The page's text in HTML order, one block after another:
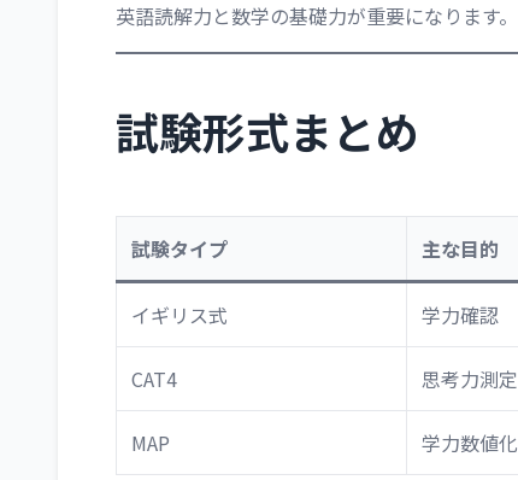
英語読解力と数学の基礎力が重要になります。
試験形式まとめ
試験タイプ 主な目的
イギリス式 学力確認
CAT4 思考力測定
MAP 学力数値化